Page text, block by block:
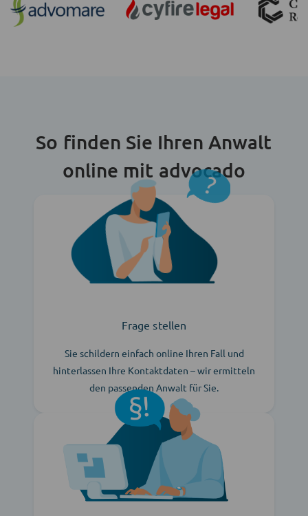
So finden Sie Ihren Anwalt
online mit advocado
Frage stellen
Sie schildern einfach online Ihren Fall und
hinterlassen Ihre Kontaktdaten – wir ermitteln
den passenden Anwalt für Sie.